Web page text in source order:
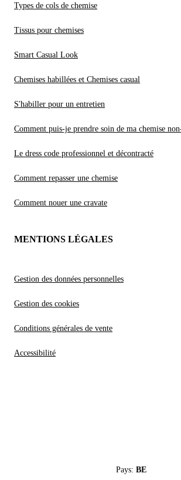
Types de cols de chemise
Tissus pour chemises
Smart Casual Look
Chemises habillées et Chemises casual
S'habiller pour un entretien
Comment puis-je prendre soin de ma chemise
Le dress code professionnel et décontracté
Comment repasser une chemise
Comment nouer une cravate
MENTIONS LÉGALES
Gestion des données personnelles
Gestion des cookies
Conditions générales de vente
Accessibilité
Pays: BE